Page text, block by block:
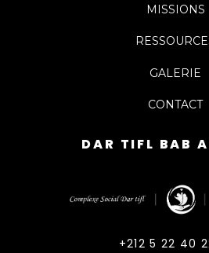
MISSIONS
GALERIE
CONTACT
DAR TIFL BAB
+212 5 22 40